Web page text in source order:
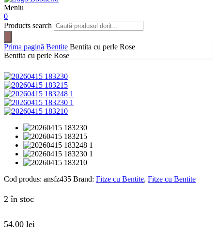
Meniu
0
Products search
Prima pagină Bentite Bentita cu perle Rose
Bentita cu perle Rose
Cod produs: ansfz435 Brand: Fitze cu Bentite, Fitze cu Bentite
2 în stoc
54.00 lei